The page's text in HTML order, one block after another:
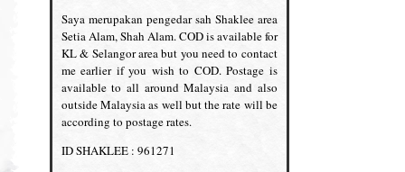
Saya merupakan pengedar sah Shaklee area
Setia Alam, Shah Alam. COD is available for
KL & Selangor area but you need to contact
me earlier if you wish to COD. Postage is
available to all around Malaysia and also
outside Malaysia as well but the rate will be
according to postage rates.
ID SHAKLEE : 961271